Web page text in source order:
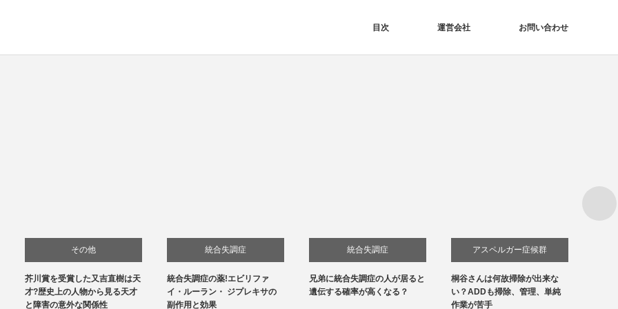
目次 運営会社 お問い合わせ
その他
芥川賞を受賞した又吉直樹は天
才?歴史上の人物から見る天才
と障害の意外な関係性
統合失調症
統合失調症の薬!エビリファ
イ・ルーラン・ ジプレキサの
副作用と効果
統合失調症
兄弟に統合失調症の人が居ると
遺伝する確率が高くなる？
アスペルガー症候群
発達障害
桐谷さんは何故掃除が出来な
い？ADDも掃除、管理、単純
作業が苦手